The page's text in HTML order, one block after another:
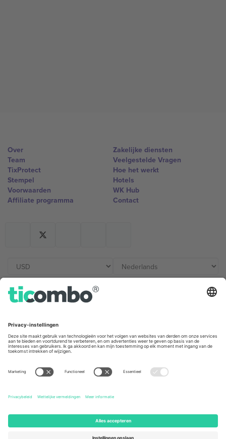
Over
Team
TixProtect
Stempel
Voorwaarden
Affiliate programma
Zakelijke diensten
Veelgestelde Vragen
Hoe het werkt
Hotels
WK Hub
Contact
Kantoren en ondersteuning
Germany
Unter den Linden 24, 10117
Berlin, Germany
167 City Road, London, Greater
London, EC1V 1AW, United
131 Continental Dr, Suite 305,
States